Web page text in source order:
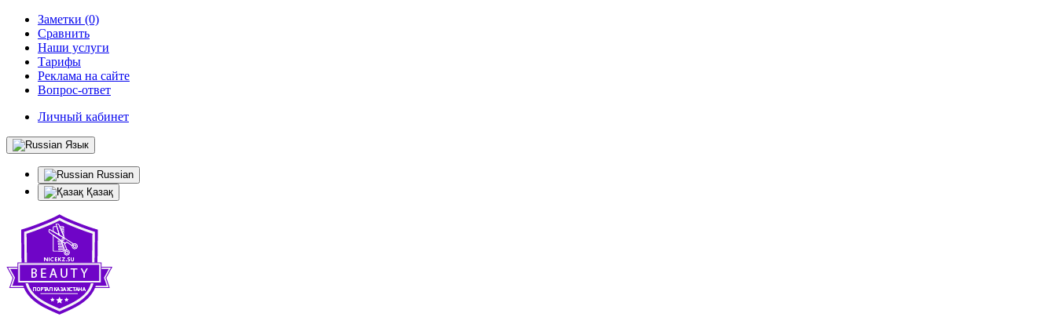
Заметки (0)
Сравнить
Наши услуги
Тарифы
Реклама на сайте
Вопрос-ответ
Личный кабинет
Язык
Russian
Қазақ